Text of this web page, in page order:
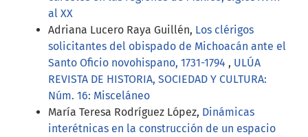
al XX
Adriana Lucero Raya Guillén, Los clérigos
solicitantes del obispado de Michoacán ante el
Santo Oficio novohispano, 1731-1794 , ULÚA
REVISTA DE HISTORIA, SOCIEDAD Y CULTURA:
Núm. 16: Misceláneo
María Teresa Rodríguez López, Dinámicas
interétnicas en la construcción de un espacio